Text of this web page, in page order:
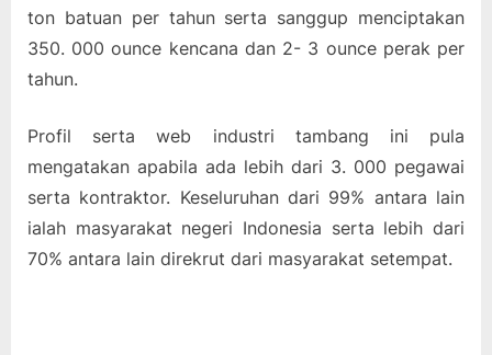
ton batuan per tahun serta sanggup menciptakan
350. 000 ounce kencana dan 2- 3 ounce perak per
tahun.
Profil serta web industri tambang ini pula
mengatakan apabila ada lebih dari 3. 000 pegawai
serta kontraktor. Keseluruhan dari 99% antara lain
ialah masyarakat negeri Indonesia serta lebih dari
70% antara lain direkrut dari masyarakat setempat.